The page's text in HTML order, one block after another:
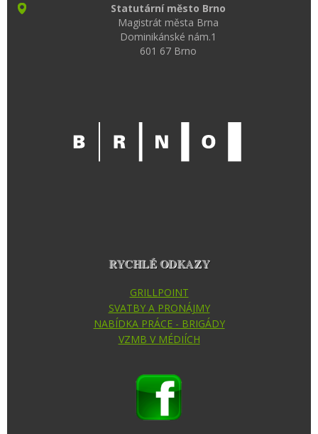
Statutární město Brno
Magistrát města Brna
Dominikánské nám.1
601 67 Brno
RYCHLÉ ODKAZY
GRILLPOINT
SVATBY A PRONÁJMY
NABÍDKA PRÁCE - BRIGÁDY
VZMB V MÉDIÍCH